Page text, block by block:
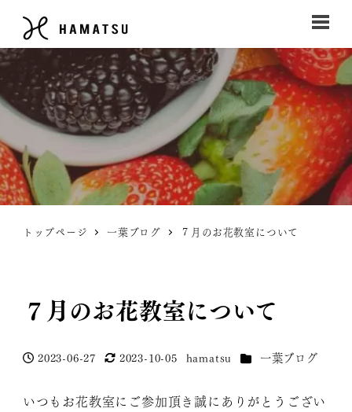
トップページ 一葉ブログ ７月のお花教室について
７月のお花教室について
投稿日
2023-06-27 更新日
2023-10-05 著
hamatsu カテゴリー
一葉ブログ
いつもお花教室にご参加頂き誠にありがとうござい